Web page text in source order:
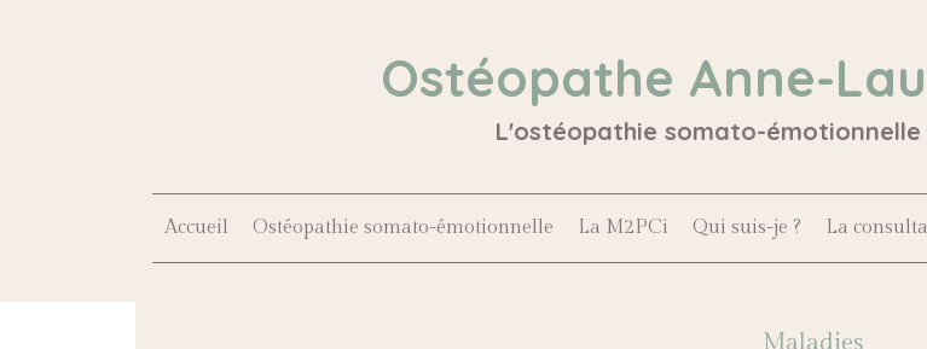
Ostéopathe Anne-
L'ostéopathie somato-émotionnelle
Accueil Ostéopathie somato-émotionnelle La M2PCi Qui suis-je ? La
Maladies